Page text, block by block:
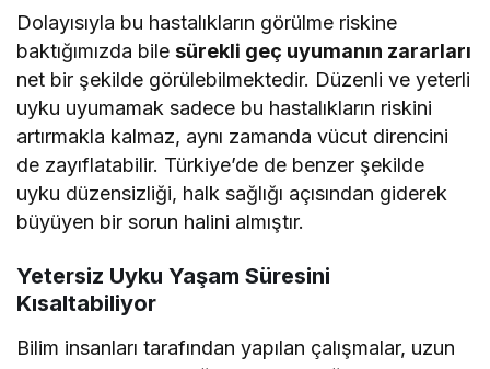
Dolayısıyla bu hastalıkların görülme riskine
baktığımızda bilesürekli geç uyumanın zararları
net bir şekilde görülebilmektedir. Düzenli ve yeterli
uyku uyumamak sadece bu hastalıkların riskini
artırmakla kalmaz, aynı zamanda vücut direncini
de zayıflatabilir. Türkiye’de de benzer şekilde
uyku düzensizliği, halk sağlığı açısından giderek
büyüyen bir sorun halini almıştır.
Yetersiz Uyku Yaşam Süresini
Kısaltabiliyor
Bilim insanları tarafından yapılan çalışmalar, uzun